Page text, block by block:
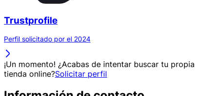
Trustprofile
Perfil solicitado por el 2024
¡Un momento! ¿Acabas de intentar buscar tu propia
tienda online?Solicitar perfil